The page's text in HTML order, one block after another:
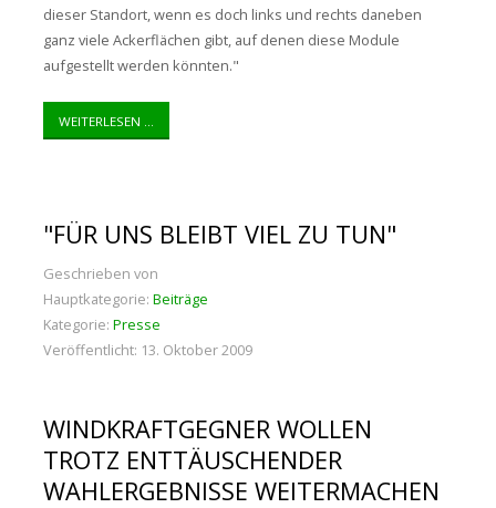
dieser Standort, wenn es doch links und rechts daneben
ganz viele Ackerflächen gibt, auf denen diese Module
aufgestellt werden könnten."
WEITERLESEN ...
"FÜR UNS BLEIBT VIEL ZU TUN"
Geschrieben von
Hauptkategorie: Beiträge
Kategorie: Presse
Veröffentlicht: 13. Oktober 2009
WINDKRAFTGEGNER WOLLEN
TROTZ ENTTÄUSCHENDER
WAHLERGEBNISSE WEITERMACHEN